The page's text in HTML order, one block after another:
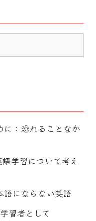
：恐れることなか
学習について考え
語にならない英語
習者として